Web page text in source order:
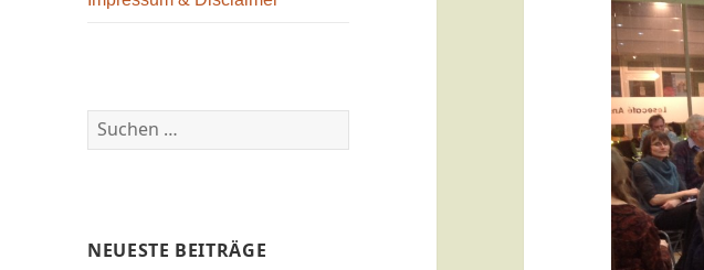
Suchen
nach:
NEUESTE BEITRÄGE